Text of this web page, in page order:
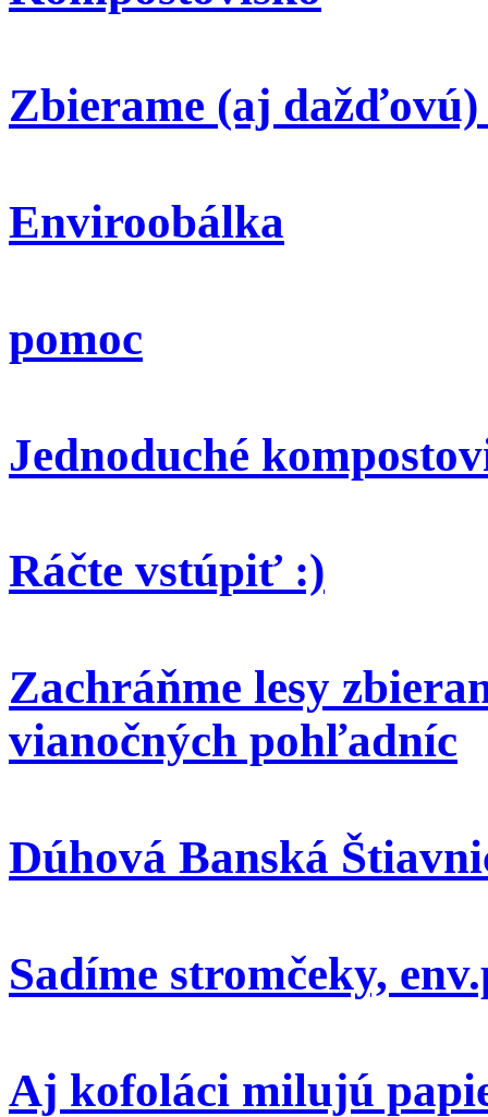
Zbierame (aj
Enviroobálka
pomoc
Jednoduché
Ráčte vstúpiť :)
Zachráňme lesy
vianočných pohľadníc
Dúhová Banská
Sadíme stromčeky,
Aj kofoláci milujú